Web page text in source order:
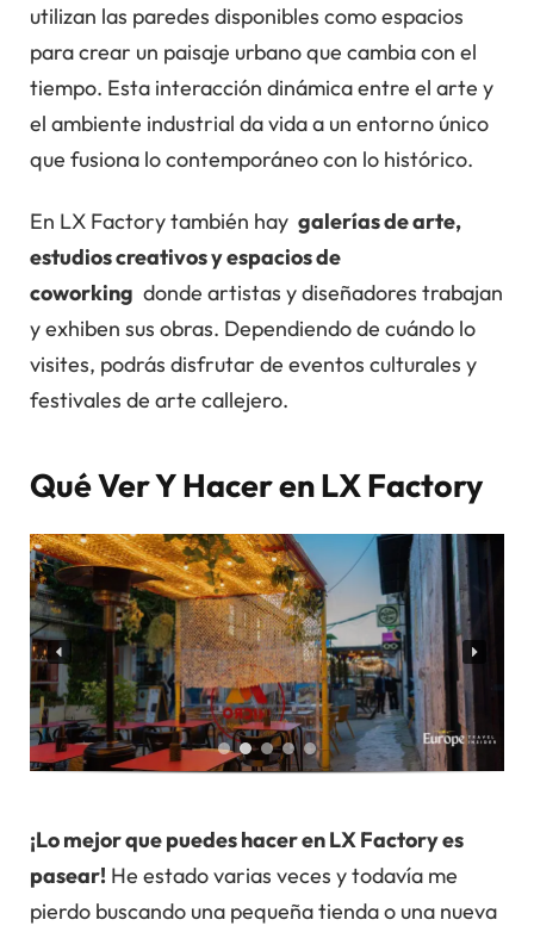
utilizan las paredes disponibles como espacios
para crear un paisaje urbano que cambia con el
tiempo. Esta interacción dinámica entre el arte y
el ambiente industrial da vida a un entorno único
que fusiona lo contemporáneo con lo histórico.
En LX Factory también hay galerías de arte,
estudios creativos y espacios de
coworking donde artistas y diseñadores trabajan
y exhiben sus obras. Dependiendo de cuándo lo
visites, podrás disfrutar de eventos culturales y
festivales de arte callejero.
Qué Ver Y Hacer en LX Factory
¡Lo mejor que puedes hacer en LX Factory es
pasear! He estado varias veces y todavía me
pierdo buscando una pequeña tienda o una nueva